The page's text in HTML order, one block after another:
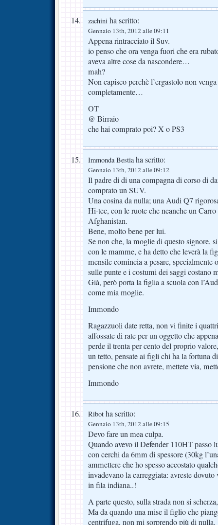
zachini ha scritto:
Gennaio 13th, 2012 alle 09:11
Appena rintracciato il Suv.
io penso che ora venga fuori che era
aveva altre cose da nascondere…
mah?
Non capisco perchè l’ergastolo non
completamente…
OT
@ Birraio
che hai comprato poi? X o PS3
Immonda Bestiaha scritto:
Gennaio 13th, 2012 alle 09:12
Il padre di di una compagna di corso di
comprato un SUV.
Una cosina da nulla; una Audi Q7
Hi-tec, con le ruote che neanche un
Afghanistan.
Bene, molto bene per lui.
Se non che, la moglie di questo signore,
con le mamme, e ha detto che leverà la
mensile comincia a pesare, specialmente
sulle punte e i costumi dei saggi costano
Già, però porta la figlia a scuola con
come mia moglie.
Immondo
Ragazzuoli date retta, non vi finite i
affossate di rate per un oggetto che
perde il trenta per cento del proprio
un tetto, pensate ai figli chi ha la fortuna
pensione che non avrete, mettete via,
Immondo
Ribot ha scritto:
Gennaio 13th, 2012 alle 09:15
Devo fare un mea culpa.
Quando avevo il Defender 110HT passo
con cerchi da 6mm di spessore (30kg
ammettere che ho spesso accostato
invadevano la carreggiata: avreste
in fila indiana..!
A parte questo, sulla strada non si
Ma da quando una mise il figlio che
centrifuga, non mi sorprendo più di nulla.